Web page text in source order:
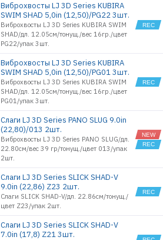
Виброхвосты LJ 3D Series KUBIRA
SWIM SHAD 5,0in (12,50)/PG22 3шт.
Виброхвосты LJ 3D Series KUBIRA SWIM
SHAD/дл. 12.05см/тонущ./вес 16гр./цвет
PG22/упак 3шт.
Виброхвосты LJ 3D Series KUBIRA
SWIM SHAD 5,0in (12,50)/PG01 3шт.
Виброхвосты LJ 3D Series KUBIRA SWIM
SHAD/дл. 12.05см/тонущ./вес 16гр./цвет
PG01/упак 3шт.
Слаги LJ 3D Series PANO SLUG 9.0in
(22,80)/013 2шт.
Виброхвосты LJ 3D Series PANO SLUG/дл.
22.80см/вес 39 гр/тонущ./цвет 013/упак
2шт.
Слаги LJ 3D Series SLICK SHAD-V
9.0in (22,86) Z23 2шт.
Слаги SLICK SHAD-V/дл. 22.86см/тонущ./
цвет Z23/упак 2шт.
Слаги LJ 3D Series SLICK SHAD-V
7.0in (17,8) Z21 3шт.